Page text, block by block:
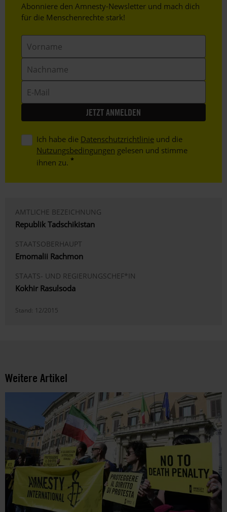
Header
Text
Abonniere den Amnesty-Newsletter und mach dich
für die Menschenrechte stark!
Mail
Ich habe die Datenschutzrichtlinie und die
Nutzungsbedingungen gelesen und stimme
ihnen zu.
AMTLICHE BEZEICHNUNG
Republik Tadschikistan
STAATSOBERHAUPT
Emomalii Rachmon
STAATS- UND REGIERUNGSCHEF*IN
Kokhir Rasulsoda
Stand: 12/2015
Weitere Artikel